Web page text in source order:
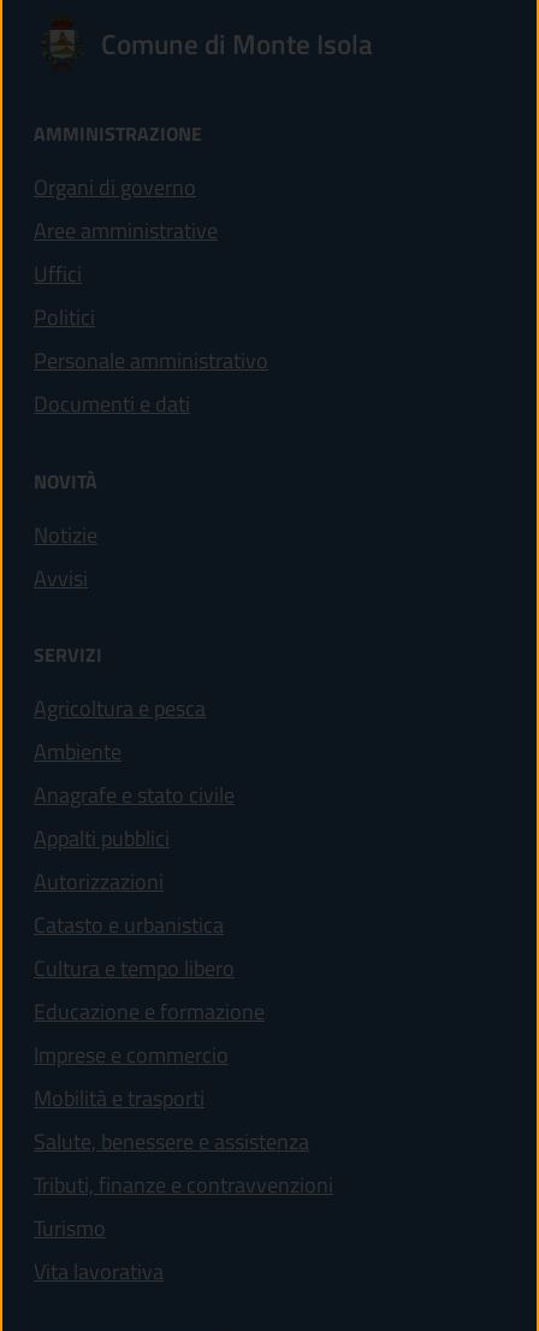
Comune di Monte Isola
AMMINISTRAZIONE
Organi di governo
Aree amministrative
Uffici
Politici
Personale amministrativo
Documenti e dati
NOVITÀ
Notizie
Avvisi
SERVIZI
Agricoltura e pesca
Ambiente
Anagrafe e stato civile
Appalti pubblici
Autorizzazioni
Catasto e urbanistica
Cultura e tempo libero
Educazione e formazione
Imprese e commercio
Mobilità e trasporti
Salute, benessere e assistenza
Tributi, finanze e contravvenzioni
Turismo
Vita lavorativa